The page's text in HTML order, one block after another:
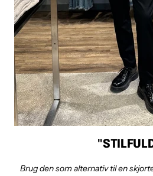
Brug den som alternativ til en